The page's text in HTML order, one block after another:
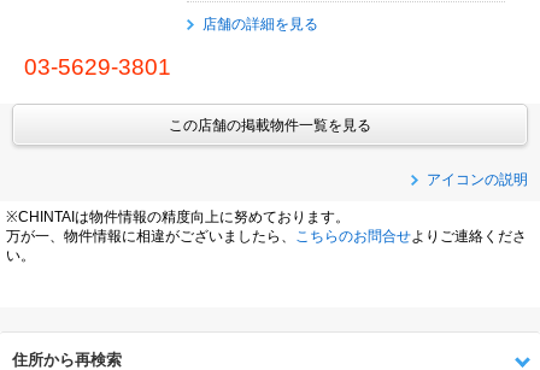
店舗の詳細を見る
03-5629-3801
この店舗の掲載物件一覧を見る
アイコンの説明
※CHINTAIは物件情報の精度向上に努めております。
万が一、物件情報に相違がございましたら、
こちらのお問合せよりご連絡くださ
い。
住所から再検索